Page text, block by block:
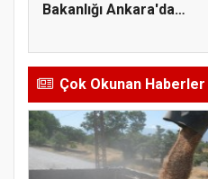
Bakanlığı Ankara'da
Çok Okunan Haberler